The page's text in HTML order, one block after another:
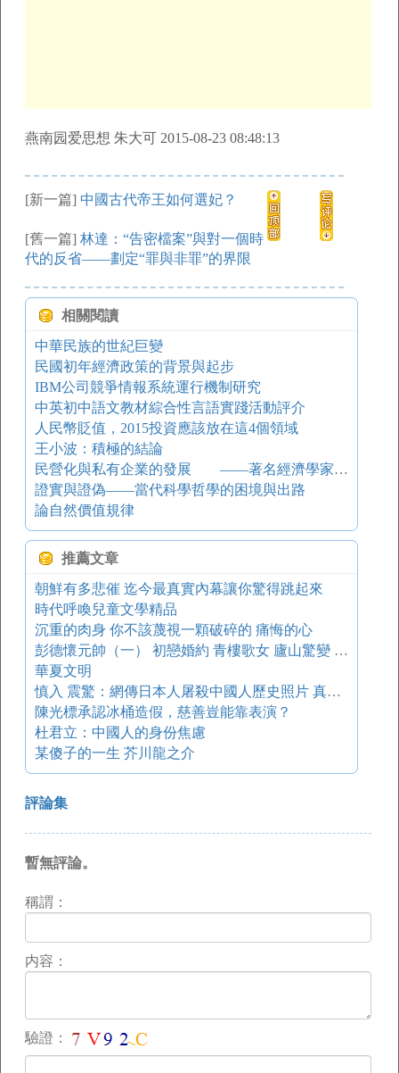
燕南园爱思想 朱大可 2015-08-23 08:48:13
[新一篇] 中國古代帝王如何選妃？
[舊一篇] 林達：“告密檔案”與對一個時
代的反省——劃定“罪與非罪”的界限
相關閱讀
中華民族的世紀巨變
民國初年經濟政策的背景與起步
IBM公司競爭情報系統運行機制研究
中英初中語文教材綜合性言語實踐活動評介
人民幣貶值，2015投資應該放在這4個領域
王小波：積極的結論
民營化與私有企業的發展 ——著名經濟學家吳家駿訪談錄
證實與證偽——當代科學哲學的困境與出路
論自然價值規律
推薦文章
朝鮮有多悲催 迄今最真實內幕讓你驚得跳起來
時代呼喚兒童文學精品
沉重的肉身 你不該蔑視一顆破碎的 痛悔的心
彭德懷元帥（一） 初戀婚約 青樓歌女 廬山驚變 坎坷一生
華夏文明
慎入 震驚：網傳日本人屠殺中國人歷史照片 真相正相反 多圖
陳光標承認冰桶造假，慈善豈能靠表演？
杜君立：中國人的身份焦慮
某傻子的一生 芥川龍之介
評論集
暫無評論。
稱謂：
内容：
驗證：